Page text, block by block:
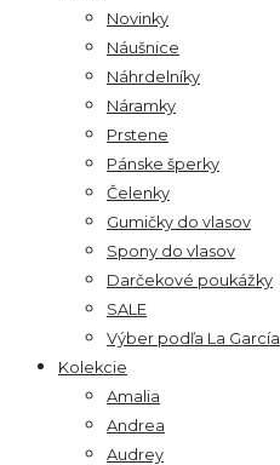
Novinky
Náušnice
Náhrdelníky
Náramky
Prstene
Pánske šperky
Čelenky
Gumičky do vlasov
Spony do vlasov
Darčekové poukážky
SALE
Výber podľa La García
Kolekcie
Amalia
Andrea
Audrey